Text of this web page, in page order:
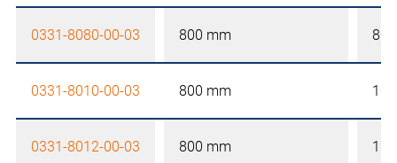
0331-8080-00-03 800 mm
0331-8010-00-03 800 mm
0331-8012-00-03 800 mm